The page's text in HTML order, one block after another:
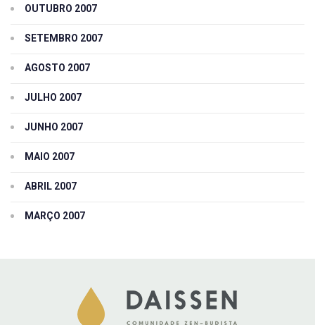
OUTUBRO 2007
SETEMBRO 2007
AGOSTO 2007
JULHO 2007
JUNHO 2007
MAIO 2007
ABRIL 2007
MARÇO 2007